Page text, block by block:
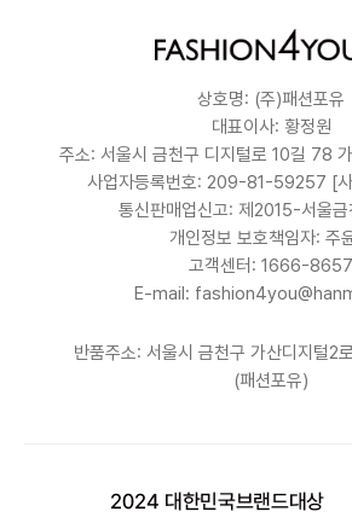
상호명: (주)패션포유
대표이사: 황정원
주소: 서울시 금천구 디지털로 10길 78
사업자등록번호: 209-81-59257 [
통신판매업신고: 제2015-서울
개인정보 보호책임자: 주
고객센터: 1666-8657
E-mail:
반품주소: 서울시 금천구 가산디지털2
(패션포유)